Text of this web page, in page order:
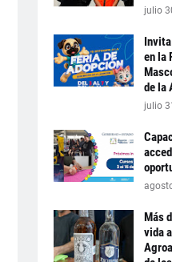
julio
en la
de la
julio
Más
vida